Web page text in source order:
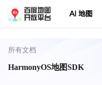
AI 地图
所有文档
HarmonyOS地图SDK